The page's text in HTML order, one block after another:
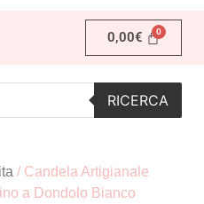
0,00€
RICERCA
/ Candela Artigianale
a Dondolo Bianco